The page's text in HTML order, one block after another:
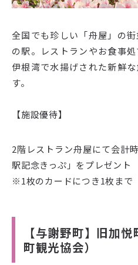
全国でも珍しい「舟屋」の
の駅。レストランやお食事
伊根湾で水揚げされた新鮮
す。
【施設優待】
2階レストラン舟屋にて会計
駅記念きっぷ」をプレゼント
※1枚のカードにつき1枚まで
【与謝野町】旧加
町観光協会）